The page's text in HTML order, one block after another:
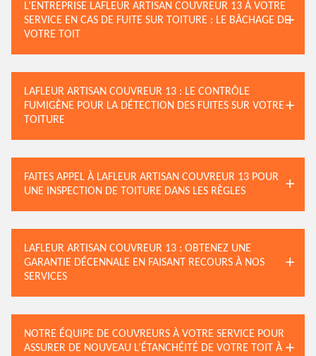
L’ENTREPRISE LAFLEUR ARTISAN COUVREUR 13 À VOTRE
SERVICE EN CAS DE FUITE SUR TOITURE : LE BÂCHAGE DE
VOTRE TOIT
LAFLEUR ARTISAN COUVREUR 13 : LE CONTRÔLE
FUMIGÈNE POUR LA DÉTECTION DES FUITES SUR VOTRE
TOITURE
FAITES APPEL À LAFLEUR ARTISAN COUVREUR 13 POUR
UNE INSPECTION DE TOITURE DANS LES RÈGLES
LAFLEUR ARTISAN COUVREUR 13 : OBTENEZ UNE
GARANTIE DÉCENNALE EN FAISANT RECOURS À NOS
SERVICES
NOTRE ÉQUIPE DE COUVREURS À VOTRE SERVICE POUR
ASSURER DE NOUVEAU L’ÉTANCHÉITÉ DE VOTRE TOIT À